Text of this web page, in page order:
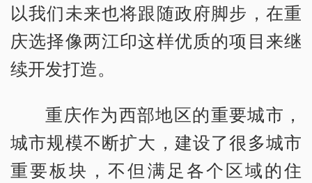
以我们未来也将跟随政府脚步，在重
庆选择像两江印这样优质的项目来继
续开发打造。
重庆作为西部地区的重要城市，
城市规模不断扩大，建设了很多城市
重要板块，不但满足各个区域的住